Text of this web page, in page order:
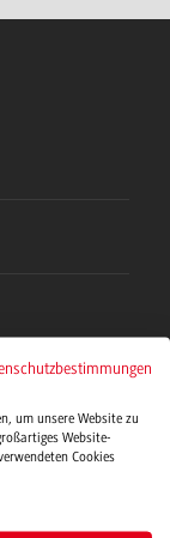
um unsere Website zu
Website-
Cookies